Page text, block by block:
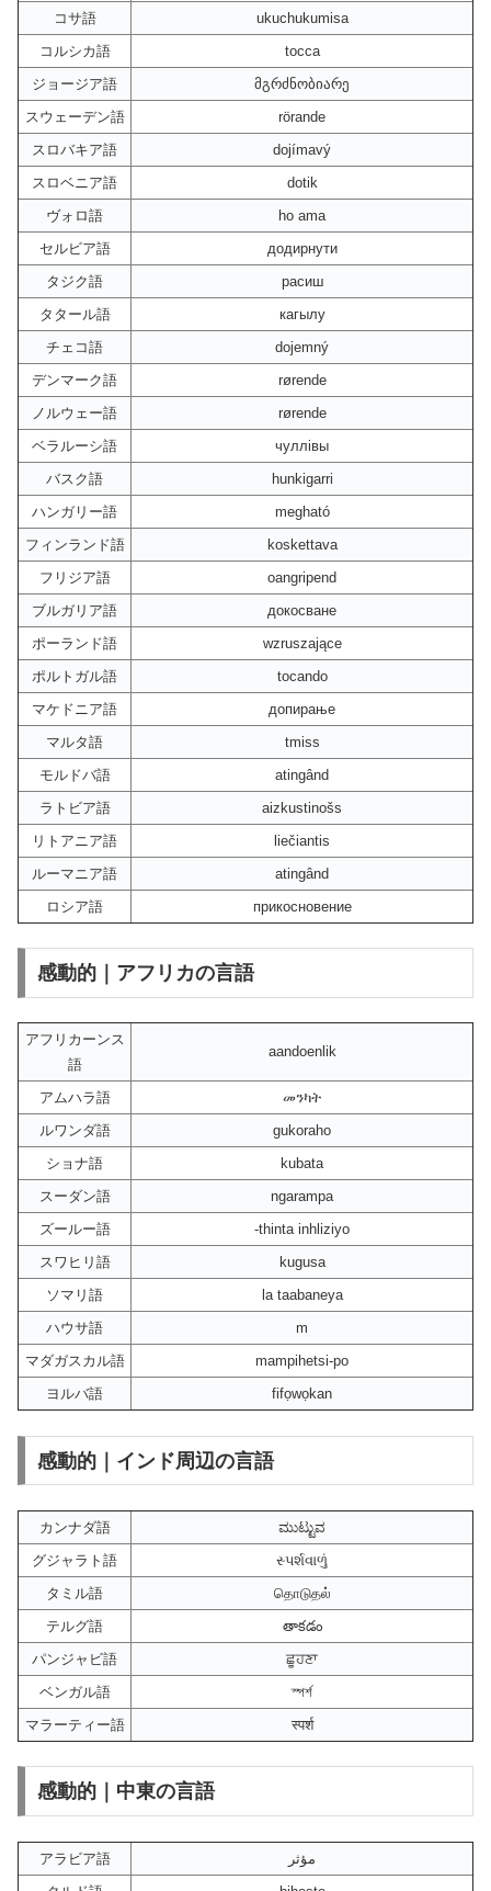
コサ語
ukuchukumisa
コルシカ語
tocca
ジョージア語
მგრძნობიარე
スウェーデン語
rörande
スロバキア語
dojímavý
スロベニア語
dotik
ヴォロ語
ho ama
セルビア語
додирнути
タジク語
расиш
タタール語
кагылу
チェコ語
dojemný
デンマーク語
rørende
ノルウェー語
rørende
ベラルーシ語
чуллівы
バスク語
hunkigarri
ハンガリー語
megható
フィンランド語
koskettava
フリジア語
oangripend
ブルガリア語
докосване
ポーランド語
wzruszające
ポルトガル語
tocando
マケドニア語
допирање
マルタ語
tmiss
モルドバ語
atingând
ラトビア語
aizkustinošs
リトアニア語
liečiantis
ルーマニア語
atingând
ロシア語
прикосновение
感動的｜アフリカの言語
アフリカーンス
語
aandoenlik
アムハラ語
መንካት
ルワンダ語
gukoraho
ショナ語
kubata
スーダン語
ngarampa
ズールー語
-thinta inhliziyo
スワヒリ語
kugusa
ソマリ語
la taabaneya
ハウサ語
m
マダガスカル語
mampihetsi-po
ヨルバ語
fifọwọkan
感動的｜インド周辺の言語
カンナダ語
ಮುಟ್ಟುವ
グジャラト語
સ્પર્શવાળું
タミル語
தொடுதல்
テルグ語
తాకడం
パンジャビ語
ਛੂਹਣਾ
ベンガル語
স্পর্শ
マラーティー語
स्पर्श
感動的｜中東の言語
アラビア語
مؤثر